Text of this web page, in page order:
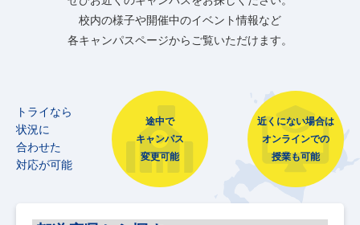
校内の様子や開催中のイベント情報など
各キャンパスページからご覧いただけます。
トライなら
状況に
合わせた
対応が可能
途中で
キャンパス
変更可能
近くにない場合は
オンラインでの
授業も可能